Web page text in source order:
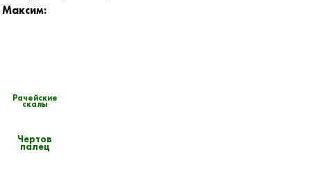
Максим:
Рачейские
скалы
Чертов
палец